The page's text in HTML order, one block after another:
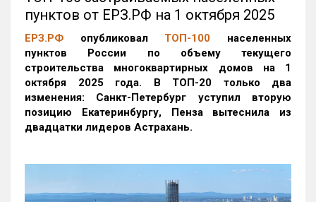
пунктов от ЕРЗ.РФ на 1 октября 2025
ЕРЗ.РФ опубликовал ТОП-100 населенных
пунктов России по объему текущего
строительства многоквартирных домов на 1
октября 2025 года. В ТОП-20 только два
изменения: Санкт-Петербург уступил вторую
позицию Екатеринбургу, Пенза вытеснила из
двадцатки лидеров Астрахань.